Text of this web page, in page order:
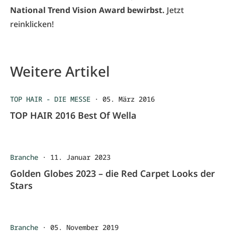
National Trend Vision Award bewirbst. Jetzt
reinklicken!
Weitere Artikel
TOP HAIR - DIE MESSE · 05. März 2016
TOP HAIR 2016 Best Of Wella
Branche · 11. Januar 2023
Golden Globes 2023 – die Red Carpet Looks der
Stars
Branche · 05. November 2019